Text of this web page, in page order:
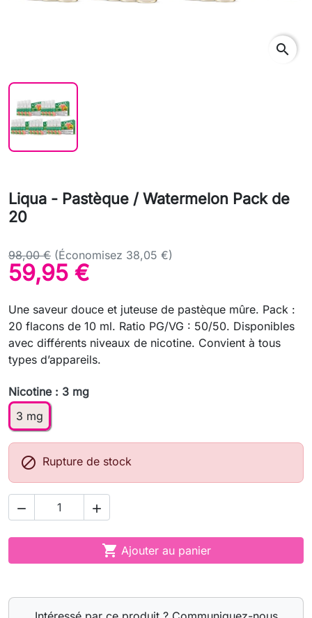
search
Liqua - Pastèque / Watermelon Pack de
20
98,00 € (Économisez 38,05 €)
59,95 €
Une saveur douce et juteuse de pastèque mûre. Pack :
20 flacons de 10 ml. Ratio PG/VG : 50/50. Disponibles
avec différents niveaux de nicotine. Convient à tous
types d’appareils.
Nicotine : 3 mg
3 mg
 Rupture de stock
 
 Ajouter au panier